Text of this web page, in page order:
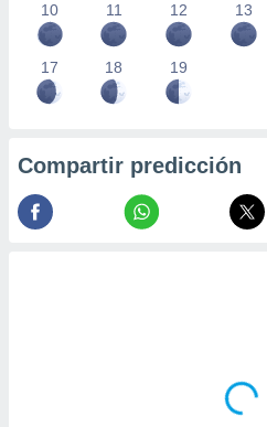
10 11 12 13
17 18 19
Compartir predicción